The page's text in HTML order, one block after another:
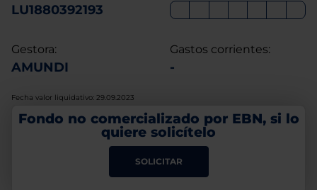
LU1880392193
Gestora:
AMUNDI
Gastos corrientes:
-
Fecha valor liquidativo: 29.09.2023
Fondo no comercializado por EBN, si lo
quiere solicítelo
SOLICITAR